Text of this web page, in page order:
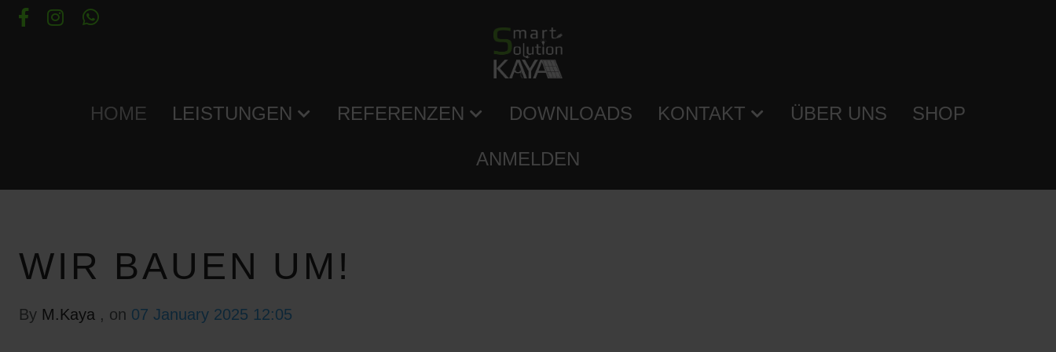
HOME LEISTUNGEN REFERENZEN DOWNLOADS KONTAKT ÜBER UNS SHOP
ANMELDEN
WIR BAUEN UM!
By M.Kaya , on 07 January 2025 12:05